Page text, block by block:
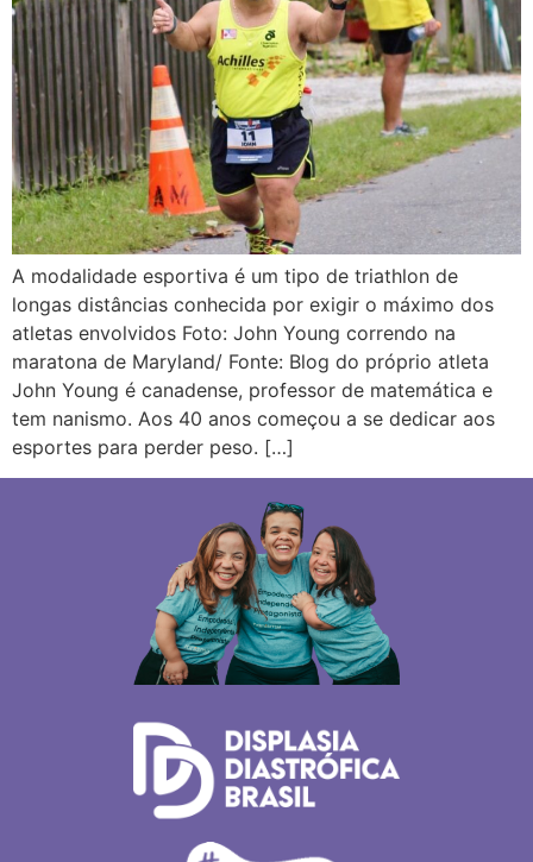
A modalidade esportiva é um tipo de triathlon de
longas distâncias conhecida por exigir o máximo dos
atletas envolvidos Foto: John Young correndo na
maratona de Maryland/ Fonte: Blog do próprio atleta
John Young é canadense, professor de matemática e
tem nanismo. Aos 40 anos começou a se dedicar aos
esportes para perder peso. […]